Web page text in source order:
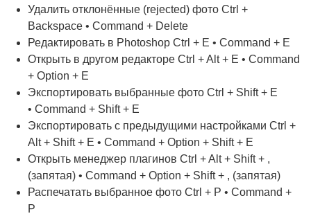
Удалить отклонённые (rejected) фото Ctrl +
Backspace • Command + Delete
Редактировать в Photoshop Ctrl + E • Command + E
Открыть в другом редакторе Ctrl + Alt + E • Command
+ Option + E
Экспортировать выбранные фото Ctrl + Shift + E
• Command + Shift + E
Экспортировать с предыдущими настройками Ctrl +
Alt + Shift + E • Command + Option + Shift + E
Открыть менеджер плагинов Ctrl + Alt + Shift + ,
(запятая) • Command + Option + Shift + , (запятая)
Распечатать выбранное фото Ctrl + P • Command +
P